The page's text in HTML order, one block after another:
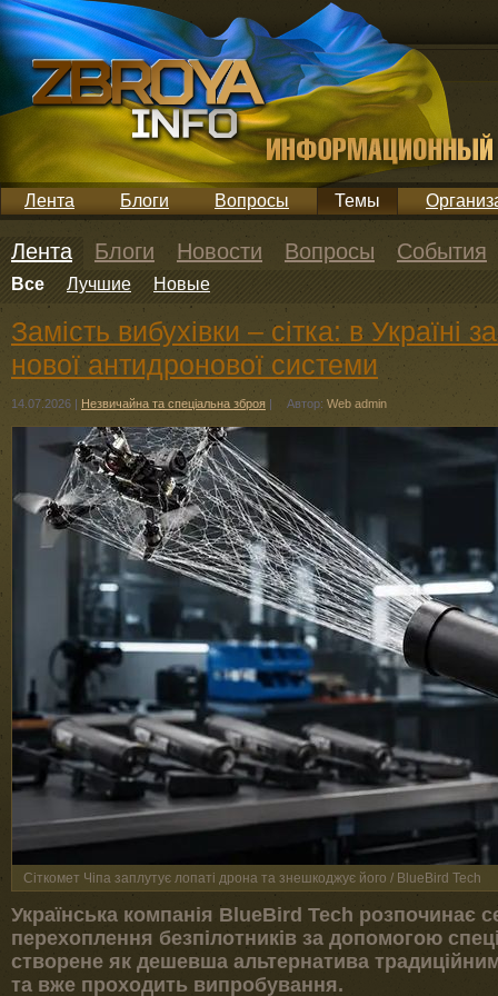
Лента Блоги Вопросы Темы
Лента Блоги Новости Вопросы События
Все Лучшие Новые
Замість вибухівки – сітка: в Україні
нової антидронової системи
14.07.2026 | Незвичайна та спеціальна зброя | Автор: Web admin
Сіткомет Чіпа заплутує лопаті дрона та знешкоджує його / BlueBird Tech
Українська компанія BlueBird Tech розпочинає
перехоплення безпілотників за допомогою
створене як дешевша альтернатива
та вже проходить випробування.